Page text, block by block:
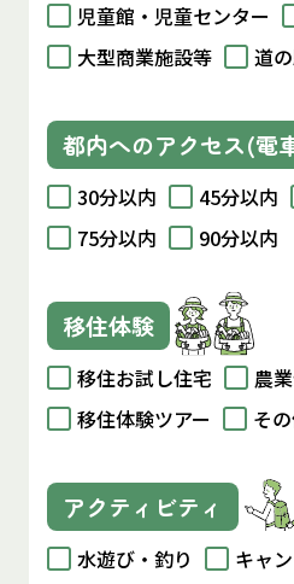
児童館・児童センター
大型商業施設等
道
都内へのアクセス(電
30分以内 45分以内
75分以内
90分以内
移住体験
移住お試し住宅
農
移住体験ツアー
そ
アクティビティ
水遊び・釣り キャ